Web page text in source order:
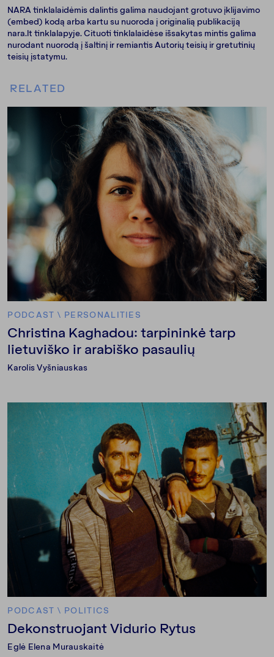
NARA tinklalaidėmis dalintis galima naudojant grotuvo įklijavimo
(embed) kodą arba kartu su nuoroda į originalią publikaciją
nara.lt tinklalapyje. Cituoti tinklalaidėse išsakytas mintis galima
nurodant nuorodą į šaltinį ir remiantis Autorių teisių ir gretutinių
teisių įstatymu.
RELATED
PODCAST \ PERSONALITIES
Christina Kaghadou: tarpininkė tarp
lietuviško ir arabiško pasaulių
Karolis Vyšniauskas
PODCAST \ POLITICS
Dekonstruojant Vidurio Rytus
Eglė Elena Murauskaitė